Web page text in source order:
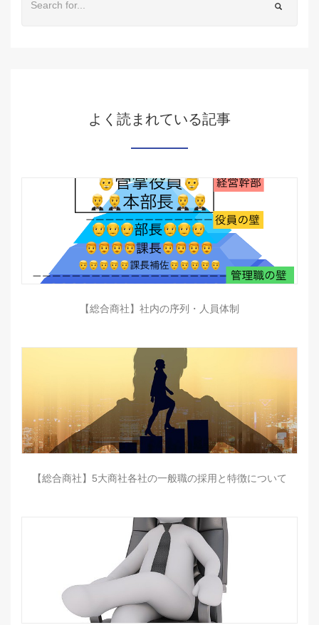
よく読まれている記事
【総合商社】社内の序列・人員体制
【総合商社】5大商社各社の一般職の採用と特徴について